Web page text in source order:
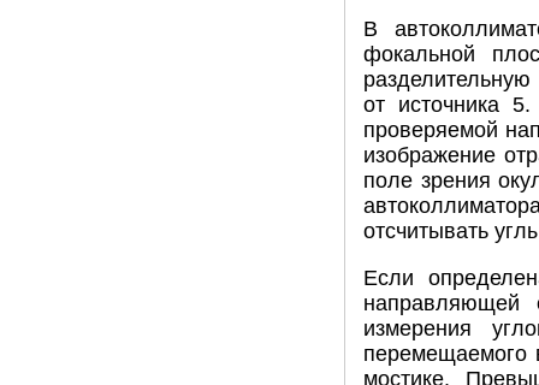
В
фокальной
от источника
проверяемой
изображение
поле зрения
отсчитывать
Если
направляющей
измерения
перемещаемого
мостике.